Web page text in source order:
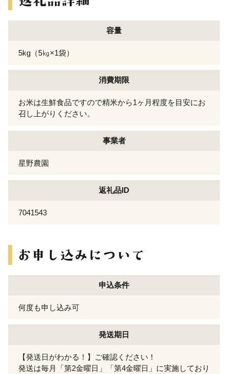
容量
5kg（5㎏×1袋）
消費期限
お米は生鮮食品ですので精米から1ヶ月程度を目安にお
召し上がりください。
事業者
星野農園
返礼品ID
7041543
申込条件
何度も申し込み可
発送期日
【発送日がわかる！】ご確認ください！
発送は毎月「第2金曜日」「第4金曜日」に実施しており